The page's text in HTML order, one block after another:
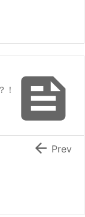

！
 Prev